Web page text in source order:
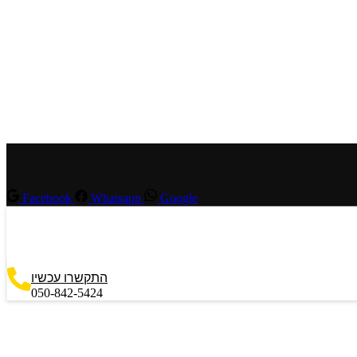
Facebook Whatsapp Google
התקשרו עכשיו
050-842-5424